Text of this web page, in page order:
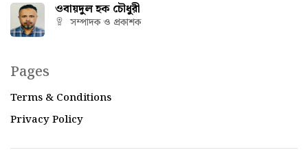
ওবায়দুল হক চৌধুরী
সম্পাদক ও প্রকাশক
Pages
Terms & Conditions
Privacy Policy